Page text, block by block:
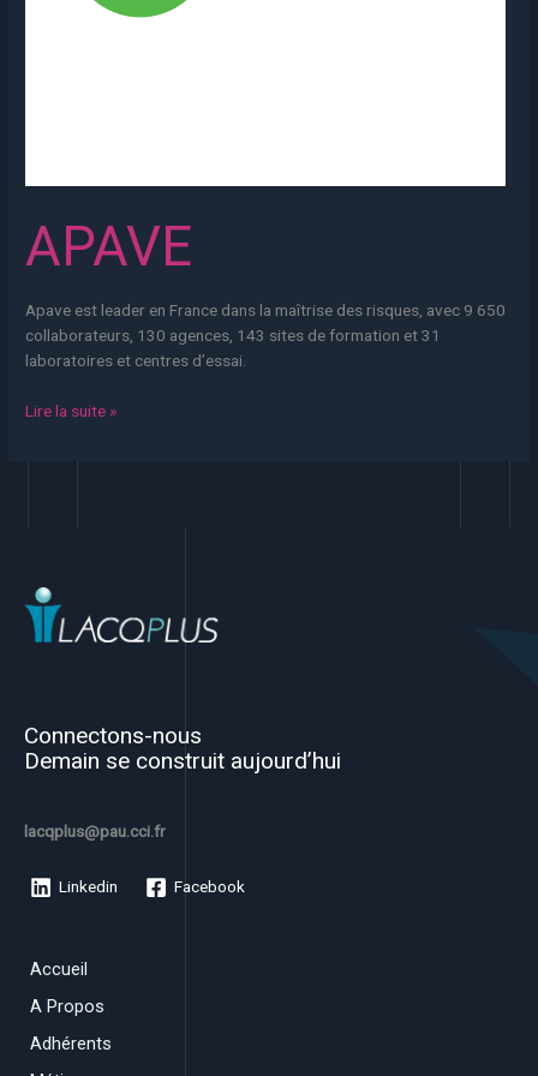
APAVE
Apave est leader en France dans la maîtrise des risques, avec 9 650
collaborateurs, 130 agences, 143 sites de formation et 31
laboratoires et centres d’essai.
Lire la suite »
Connectons-nous
Demain se construit aujourd’hui
lacqplus@pau.cci.fr
Linkedin Facebook
Accueil
A Propos
Adhérents